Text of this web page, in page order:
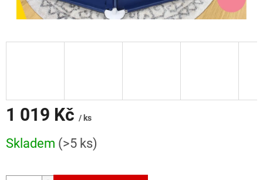
1 019 Kč / ks
cena:
Skladem (>5 ks)